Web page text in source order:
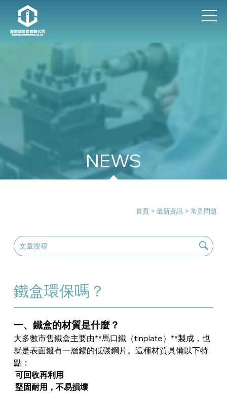
最新資訊
首頁 > 最新資訊 > 常見問題
鐵盒環保嗎？
一、鐵盒的材質是什麼？
大多數市售鐵盒主要由**馬口鐵（tinplate）**製成，也
就是表面鍍有一層錫的低碳鋼片。這種材質具備以下特
點：
可回收再利用
堅固耐用，不易損壞